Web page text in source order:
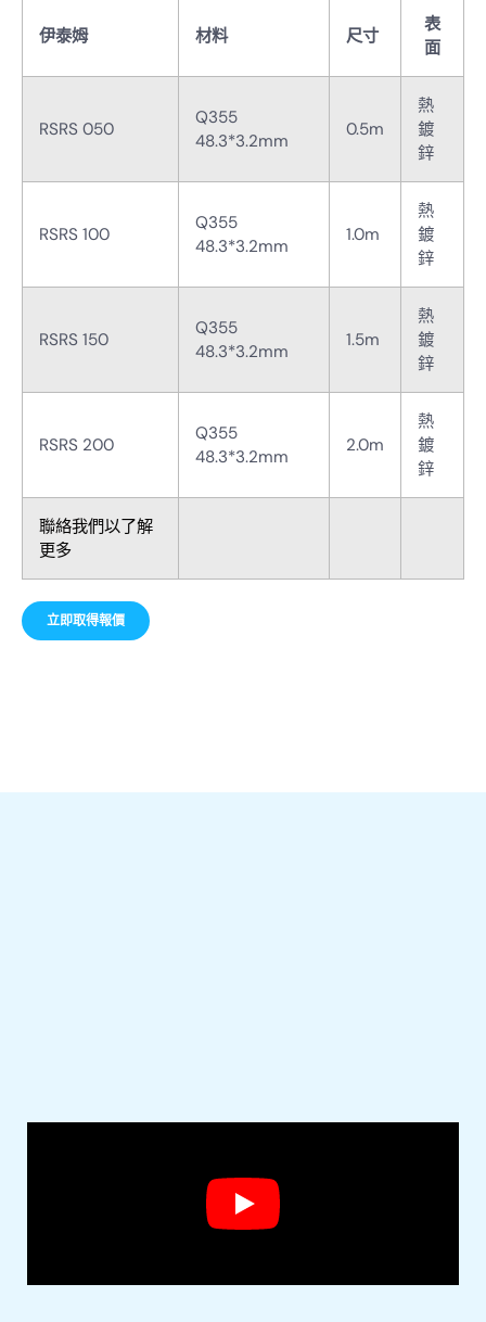
伊泰姆 材料 尺寸
表
面
RSRS 050
Q355
48.3*3.2mm
0.5m
熱
鍍
鋅
RSRS 100
Q355
48.3*3.2mm
1.0m
熱
鍍
鋅
RSRS 150
Q355
48.3*3.2mm
1.5m
熱
鍍
鋅
RSRS 200
Q355
48.3*3.2mm
2.0m
熱
鍍
鋅
聯絡我們以了解
更多
立即取得報價